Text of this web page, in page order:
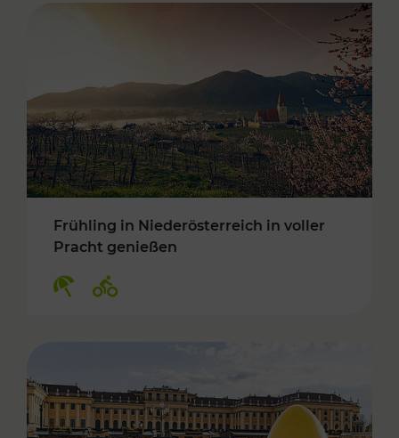
Frühling in Niederösterreich in voller
Pracht genießen